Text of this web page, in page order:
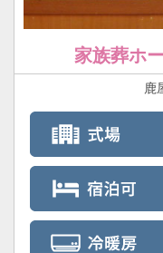
家族葬ホ
鹿